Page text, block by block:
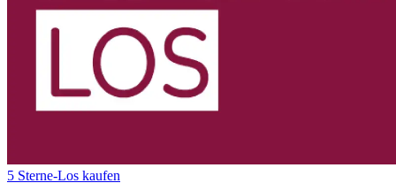
5 Sterne-Los kaufen